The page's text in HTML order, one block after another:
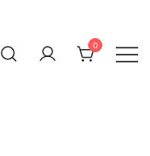
0